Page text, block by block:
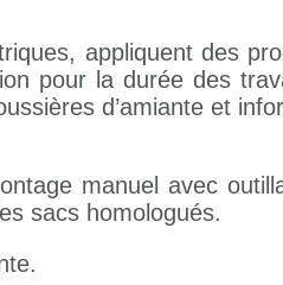
appliquent des
pour la durée des
d’amiante et
manuel avec
sacs homologués.